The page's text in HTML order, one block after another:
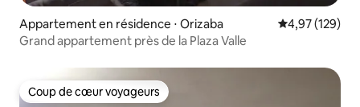
Appartement en résidence ⋅ Orizaba Évaluation
4,97 (129)
Grand appartement près de la Plaza Valle
Coup de cœur voyageurs
Coup de cœur voyageurs